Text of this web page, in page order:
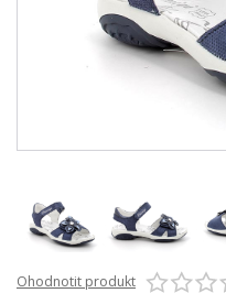
Ohodnotit produkt